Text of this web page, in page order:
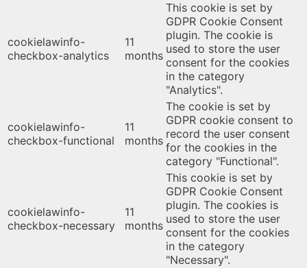
cookielawinfo-
checkbox-analytics
11
months
This cookie is set by
GDPR Cookie Consent
plugin. The cookie is
used to store the user
consent for the cookies
in the category
"Analytics".
cookielawinfo-
checkbox-functional
11
months
The cookie is set by
GDPR cookie consent to
record the user consent
for the cookies in the
category "Functional".
cookielawinfo-
checkbox-necessary
11
months
This cookie is set by
GDPR Cookie Consent
plugin. The cookies is
used to store the user
consent for the cookies
in the category
"Necessary".